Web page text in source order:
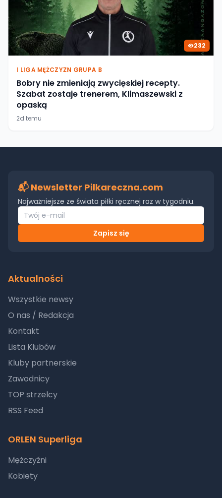
232
I LIGA MĘŻCZYZN GRUPA B
Bobry nie zmieniają zwycięskiej recepty.
Szabat zostaje trenerem, Klimaszewski z
opaską
2d temu
📬 Newsletter Pilkareczna.com
Najważniejsze ze świata piłki ręcznej raz w tygodniu.
Zapisz się
Aktualności
Wszystkie newsy
O nas / Redakcja
Kontakt
Lista Klubów
Kluby partnerskie
Zawodnicy
TOP strzelcy
RSS Feed
ORLEN Superliga
Mężczyźni
Kobiety